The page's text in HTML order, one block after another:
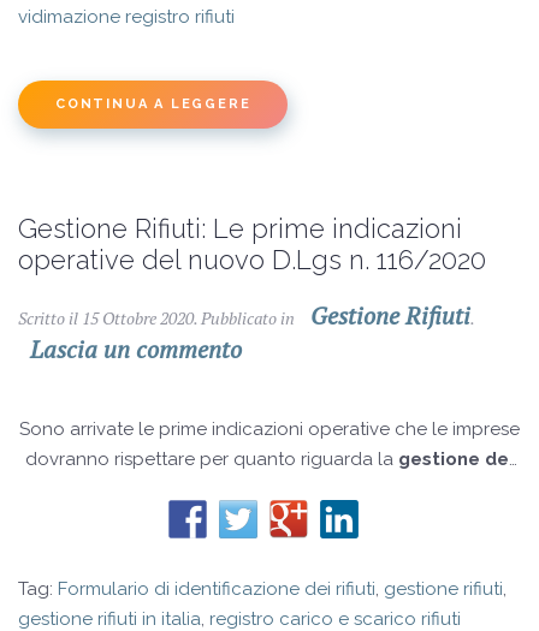
vidimazione registro rifiuti
CONTINUA A LEGGERE
Gestione Rifiuti: Le prime indicazioni
operative del nuovo D.Lgs n. 116/2020
Scritto il 15 Ottobre 2020. Pubblicato in Gestione Rifiuti.
Lascia un commento
Sono arrivate le prime indicazioni operative che le imprese
dovranno rispettare per quanto riguarda la gestione dei
immediati e altre misure che entreranno in vigore in un
legislativo n. 116/2020
che va a modificare il vecchio
D.Lgs n. 152/2006.
Tag: Formulario di identificazione dei rifiuti, gestione rifiuti,
gestione rifiuti in italia, registro carico e scarico rifiuti